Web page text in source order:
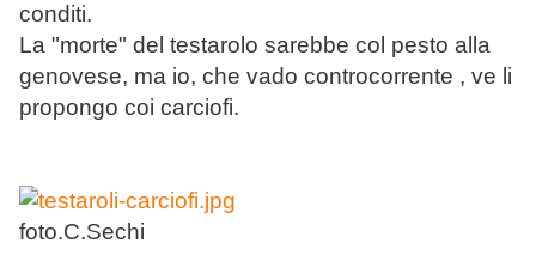
conditi.
La "morte" del testarolo sarebbe col pesto alla
genovese, ma io, che vado controcorrente , ve li
propongo coi carciofi.
foto.C.Sechi